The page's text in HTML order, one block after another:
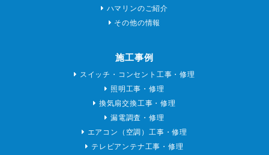
ハマリンのご紹介
その他の情報
施工事例
スイッチ・コンセント工事・修理
照明工事・修理
換気扇交換工事・修理
漏電調査・修理
エアコン（空調）工事・修理
テレビアンテナ工事・修理